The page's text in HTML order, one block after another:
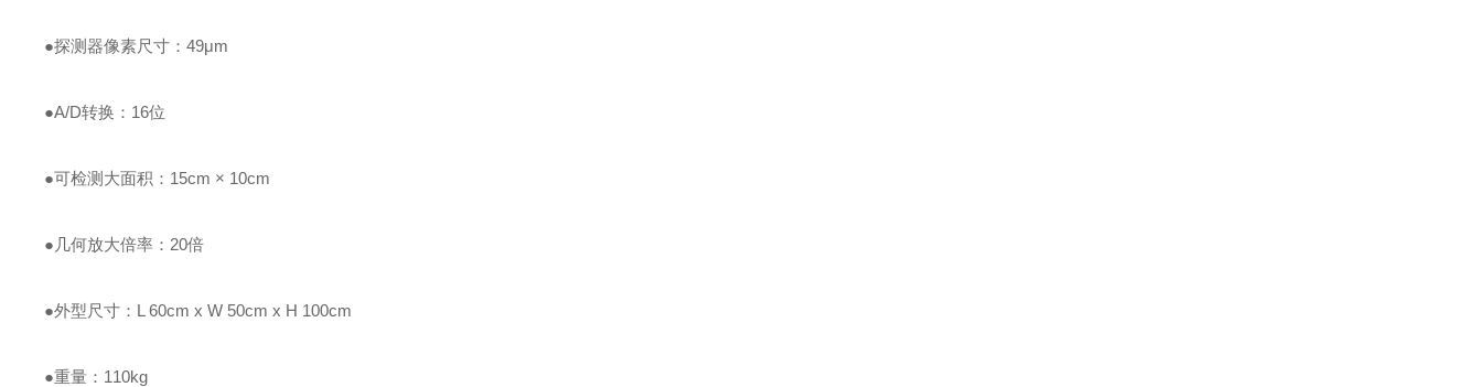
●探测器像素尺寸：49μm
●A/D转换：16位
●可检测大面积：15cm × 10cm
●几何放大倍率：20倍
●外型尺寸：L 60cm x W 50cm x H 100cm
●重量：110kg